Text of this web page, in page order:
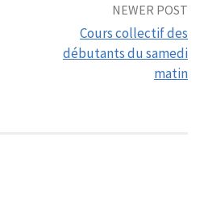
NEWER POST
Cours collectif des
débutants du samedi
matin